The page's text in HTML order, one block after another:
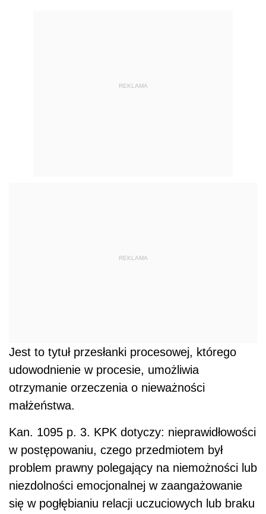
REKLAMA
REKLAMA
Jest to tytuł przesłanki procesowej, którego
udowodnienie w procesie, umożliwia
otrzymanie orzeczenia o nieważności
małżeństwa.
Kan. 1095 p. 3. KPK dotyczy: nieprawidłowości
w postępowaniu, czego przedmiotem był
problem prawny polegający na niemożności lub
niezdolności emocjonalnej w zaangażowanie
się w pogłębianiu relacji uczuciowych lub braku